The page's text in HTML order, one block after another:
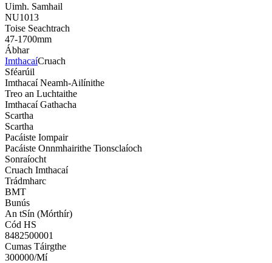
Uimh. Samhail
NU1013
Toise Seachtrach
47-1700mm
Ábhar
ImthacaíCruach
Sféarúil
Imthacaí Neamh-Ailínithe
Treo an Luchtaithe
Imthacaí Gathacha
Scartha
Scartha
Pacáiste Iompair
Pacáiste Onnmhairithe Tionsclaíoch
Sonraíocht
Cruach Imthacaí
Trádmharc
BMT
Bunús
An tSín (Mórthír)
Cód HS
8482500001
Cumas Táirgthe
300000/Mí